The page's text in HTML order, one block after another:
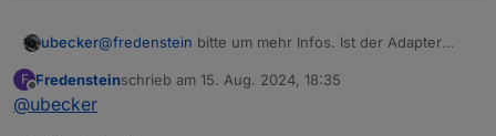
ubecker@fredenstein bitte um mehr Infos. Ist der Adapter
Fang erst mal mit einem Register an. Gib mal deine
F
Offline
Fredensteinschrieb am 15. Aug. 2024, 18:35
zuletzt editiert von
@ubecker